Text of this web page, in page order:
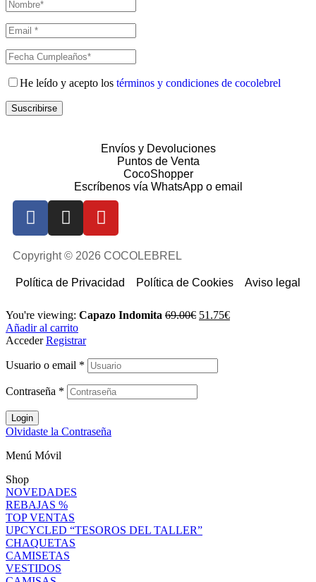
He leído y acepto los términos y condiciones de cocolebrel
Suscribirse
Envíos y Devoluciones
Puntos de Venta
CocoShopper
Escríbenos vía WhatsApp o email
Copyright © 2026 COCOLEBREL
Política de Privacidad Política de Cookies Aviso legal
You're viewing: Capazo Indomita 69.00€ 51.75€
Añadir al carrito
Acceder Registrar
Usuario o email *
Contraseña *
Login
Olvidaste la Contraseña
Menú Móvil
Shop
NOVEDADES
REBAJAS %
TOP VENTAS
UPCYCLED “TESOROS DEL TALLER”
CHAQUETAS
CAMISETAS
VESTIDOS